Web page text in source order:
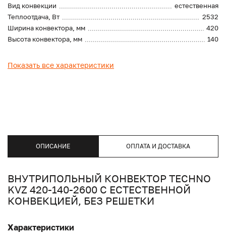
Вид конвекции
естественная
Теплоотдача, Вт
2532
Ширина конвектора, мм
420
Высота конвектора, мм
140
Показать все характеристики
ОПИСАНИЕ ОПЛАТА И ДОСТАВКА
ВНУТРИПОЛЬНЫЙ КОНВЕКТОР TECHNO
KVZ 420-140-2600 С ЕСТЕСТВЕННОЙ
КОНВЕКЦИЕЙ, БЕЗ РЕШЕТКИ
Характеристики